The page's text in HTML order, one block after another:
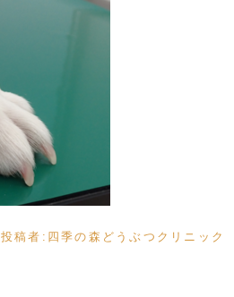
投稿者: 四季の森どうぶつクリニック